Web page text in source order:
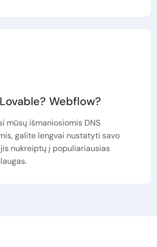
Webflow?
mūsų išmaniosiomis DNS
galite lengvai nustatyti savo
nukreiptų į populiariausias